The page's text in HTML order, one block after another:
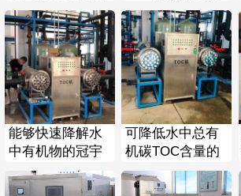
紫外线消毒器
TOC有机碳去除
降解
能够快速降解水
中有机物的冠宇
300W紫外线TOC
降解处理设备
可降低水中总有
机碳TOC含量的
冠宇185纳米紫外
线降解器DN25